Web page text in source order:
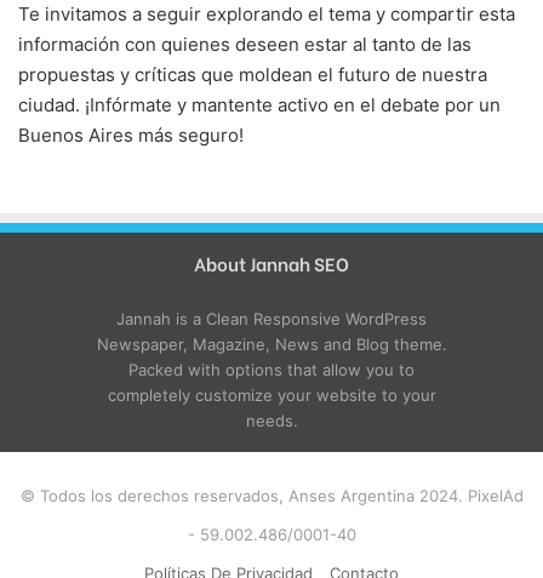
Te invitamos a seguir explorando el tema y compartir esta
información con quienes deseen estar al tanto de las
propuestas y críticas que moldean el futuro de nuestra
ciudad. ¡Infórmate y mantente activo en el debate por un
Buenos Aires más seguro!
About Jannah SEO
Jannah is a Clean Responsive WordPress
Newspaper, Magazine, News and Blog theme.
Packed with options that allow you to
completely customize your website to your
needs.
© Todos los derechos reservados, Anses Argentina 2024. PixelAd
- 59.002.486/0001-40
Políticas De Privacidad
Contacto